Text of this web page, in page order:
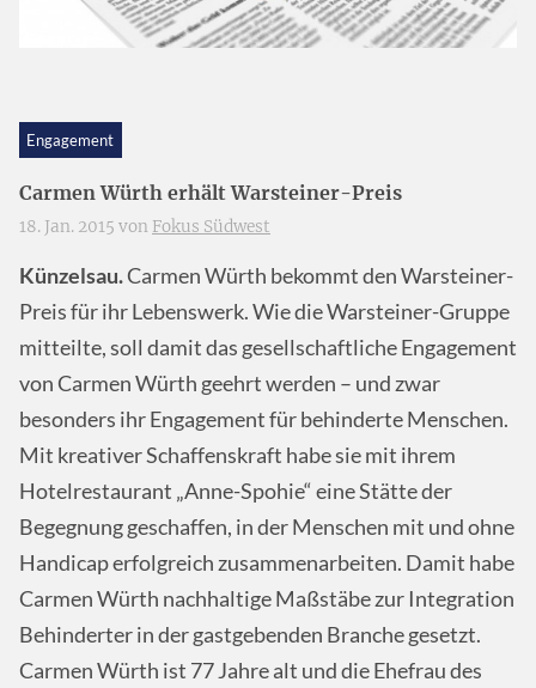
Engagement
Carmen Würth erhält Warsteiner-Preis
18. Jan. 2015 von Fokus Südwest
Künzelsau.Carmen Würth bekommt den Warsteiner-
Preis für ihr Lebenswerk. Wie die Warsteiner-Gruppe
mitteilte, soll damit das gesellschaftliche Engagement
von Carmen Würth geehrt werden – und zwar
besonders ihr Engagement für behinderte Menschen.
Mit kreativer Schaffenskraft habe sie mit ihrem
Hotelrestaurant „Anne-Spohie“ eine Stätte der
Begegnung geschaffen, in der Menschen mit und ohne
Handicap erfolgreich zusammenarbeiten. Damit habe
Carmen Würth nachhaltige Maßstäbe zur Integration
Behinderter in der gastgebenden Branche gesetzt.
Carmen Würth ist 77 Jahre alt und die Ehefrau des